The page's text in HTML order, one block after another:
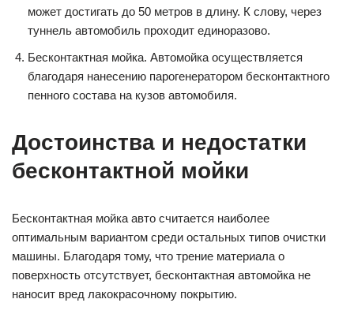
может достигать до 50 метров в длину. К слову, через
туннель автомобиль проходит единоразово.
Бесконтактная мойка. Автомойка осуществляется
благодаря нанесению парогенератором бесконтактного
пенного состава на кузов автомобиля.
Достоинства и недостатки
бесконтактной мойки
Бесконтактная мойка авто считается наиболее
оптимальным вариантом среди остальных типов очистки
машины. Благодаря тому, что трение материала о
поверхность отсутствует, бесконтактная автомойка не
наносит вред лакокрасочному покрытию.